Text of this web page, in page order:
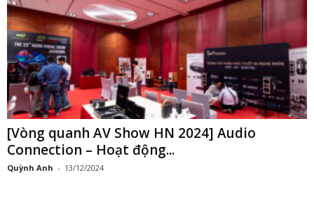
[Vòng quanh AV Show HN 2024] Audio
Connection – Hoạt động...
Quỳnh Anh - 13/12/2024